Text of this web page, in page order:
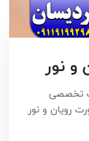
و نور
تخصصی
رویان و نور